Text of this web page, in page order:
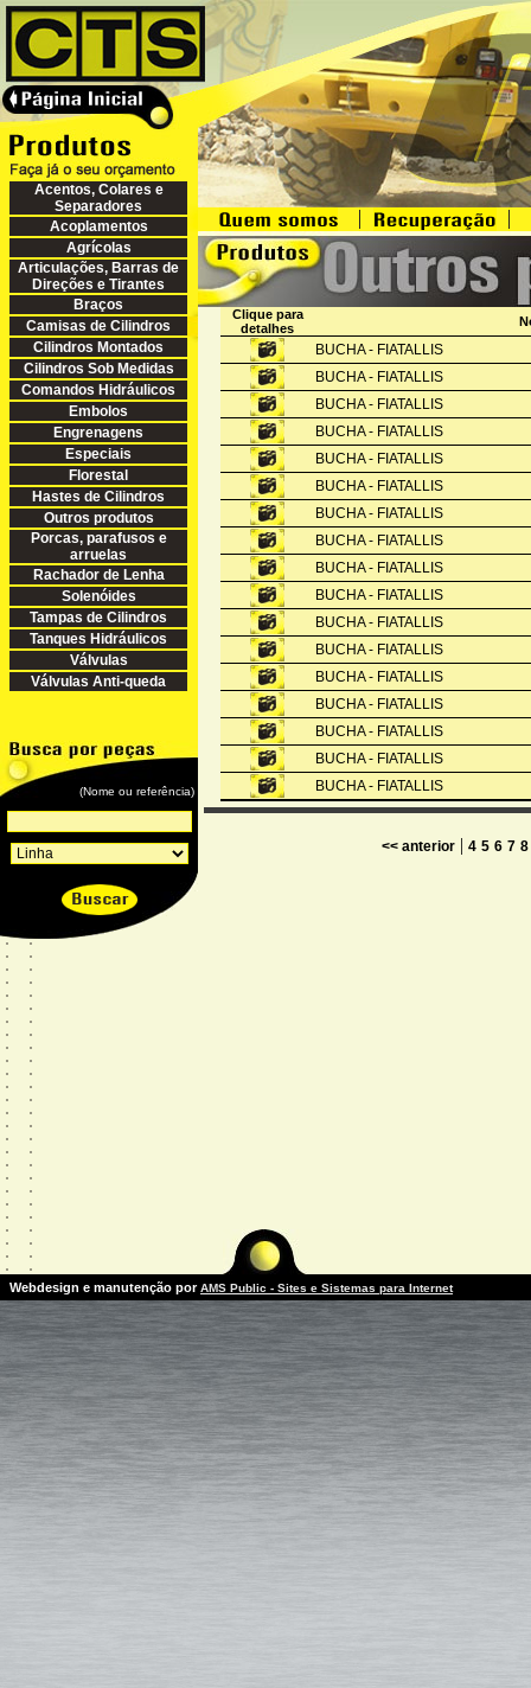
Acentos, Colares e
Separadores
Acoplamentos
Agrícolas
Articulações, Barras de
Direções e Tirantes
Braços
Camisas de Cilindros
Cilindros Montados
Cilindros Sob Medidas
Comandos Hidráulicos
Embolos
Engrenagens
Especiais
Florestal
Hastes de Cilindros
Outros produtos
Porcas, parafusos e
arruelas
Rachador de Lenha
Solenóides
Tampas de Cilindros
Tanques Hidráulicos
Válvulas
Válvulas Anti-queda
(Nome ou referência)
Clique para
detalhes
BUCHA - FIATALLIS
BUCHA - FIATALLIS
BUCHA - FIATALLIS
BUCHA - FIATALLIS
BUCHA - FIATALLIS
BUCHA - FIATALLIS
BUCHA - FIATALLIS
BUCHA - FIATALLIS
BUCHA - FIATALLIS
BUCHA - FIATALLIS
BUCHA - FIATALLIS
BUCHA - FIATALLIS
BUCHA - FIATALLIS
BUCHA - FIATALLIS
BUCHA - FIATALLIS
BUCHA - FIATALLIS
BUCHA - FIATALLIS
<< anterior | 4 5 6 7 8
Webdesign e manutenção porAMS Public - Sites e Sistemas para Internet